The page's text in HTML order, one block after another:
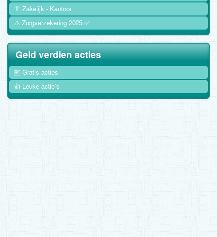
👔 Zakelijk - Kantoor
⚠️ Zorgverzekering 2025 ✅
Geld verdien acties
🆓 Gratis acties
👍 Leuke actie's